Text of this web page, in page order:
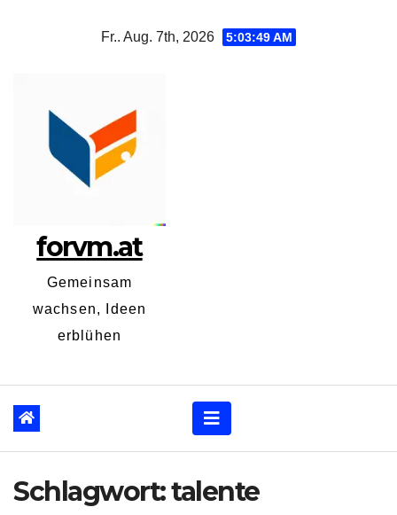
Fr.. Aug. 7th, 2026 5:03:49 AM
forvm.at
Gemeinsam
wachsen, Ideen
erblühen
Schlagwort:talente